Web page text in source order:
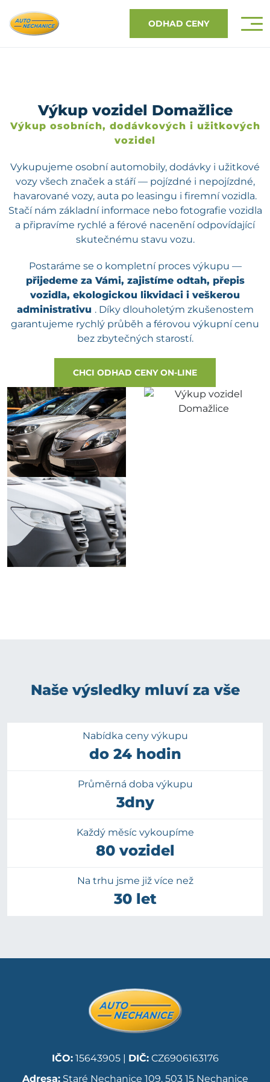
ODHAD CENY
Výkup vozidel Domažlice
Výkup osobních, dodávkových i užitkových
vozidel
Vykupujeme osobní automobily, dodávky i užitkové
vozy všech značek a stáří — pojízdné i nepojízdné,
havarované vozy, auta po leasingu i firemní vozidla.
Stačí nám základní informace nebo fotografie vozidla
a připravíme rychlé a férové nacenění odpovídající
skutečnému stavu vozu.
Postaráme se o kompletní proces výkupu —
přijedeme za Vámi, zajistíme odtah, přepis
vozidla, ekologickou likvidaci i veškerou
administrativu . Díky dlouholetým zkušenostem
garantujeme rychlý průběh a férovou výkupní cenu
bez zbytečných starostí.
CHCI ODHAD CENY ON-LINE
Naše výsledky mluví za vše
Nabídka ceny výkupu
do 24 hodin
Průměrná doba výkupu
3dny
Každý měsíc vykoupíme
80 vozidel
Na trhu jsme již více než
30 let
IČO:15643905 | DIČ:CZ6906163176
Adresa:Staré Nechanice 109, 503 15 Nechanice